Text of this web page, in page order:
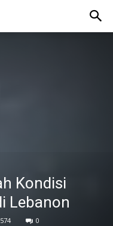
Kondisi
Lebanon
574 0